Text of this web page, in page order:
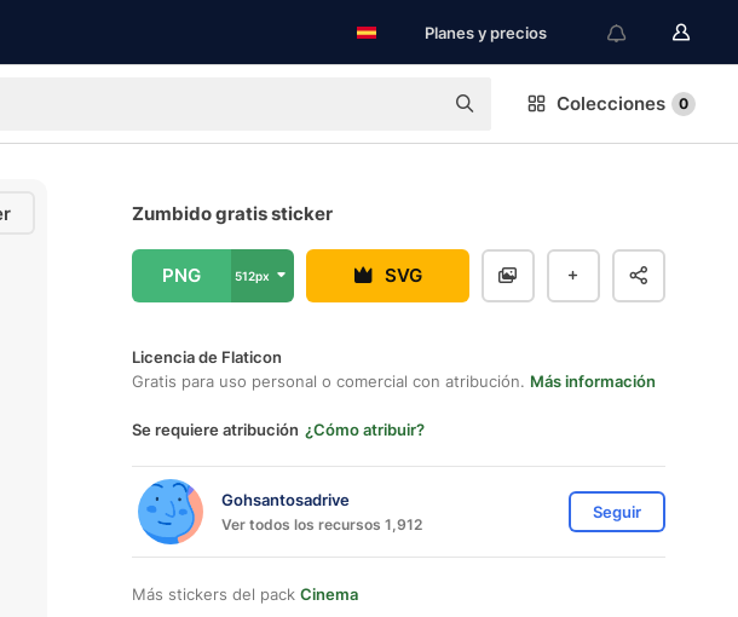
Planes y precios
Colecciones 0
Zumbido gratis sticker
PNG 512px SVG
Licencia de Flaticon
Gratis para uso personal o comercial con atribución. Más información
Se requiere atribución ¿Cómo atribuir?
Gohsantosadrive
Ver todos los recursos 1,912
Seguir
Más stickers del pack Cinema